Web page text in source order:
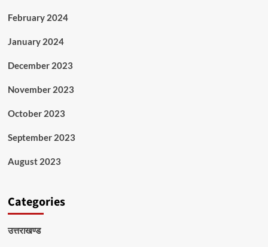
February 2024
January 2024
December 2023
November 2023
October 2023
September 2023
August 2023
Categories
उत्तराखण्ड